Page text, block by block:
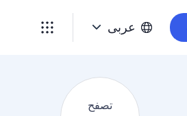
عربى
تصفح
ص
ف